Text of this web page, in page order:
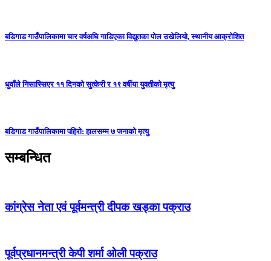
बडिगाड गाउँपालिकामा चार वर्षअघि गाडिएका विद्युतका पोल उखेलियो, स्थानीय आक्रोशित
धुवाँले निसास्सिएर ११ दिनको सुत्केरी र १९ वर्षीया युवतीको मृत्यु
बडिगाड गाउँपालिकामा पहिरो: हालसम्म ७ जनाको मृत्यु
सम्बन्धित
कांग्रेस नेता एवं पूर्वमन्त्री दीपक खड्का पक्राउ
पूर्वप्रधानमन्त्री केपी शर्मा ओली पक्राउ